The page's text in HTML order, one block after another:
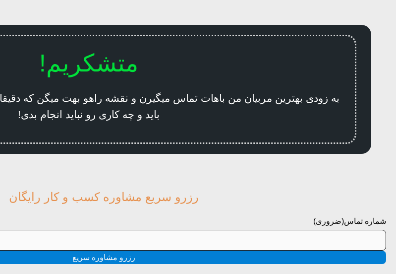
متشکریم!
به زودی بهترین مربیان من باهات تماس میگیرن و نقشه راهو بهت میگن که
باید و چه کاری رو نباید انجام بدی!
رزرو سریع مشاوره کسب و کار رایگان
شماره تماس(ضروری)